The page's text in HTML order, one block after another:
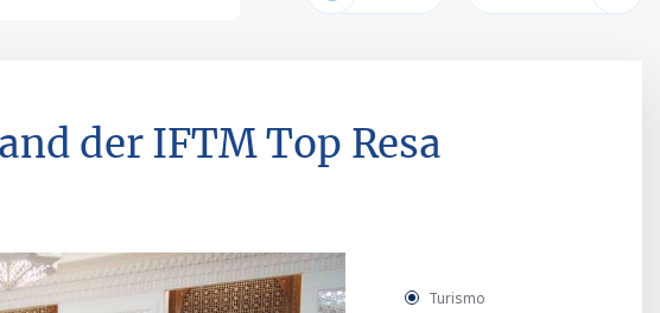
der IFTM Top Resa
Turismo